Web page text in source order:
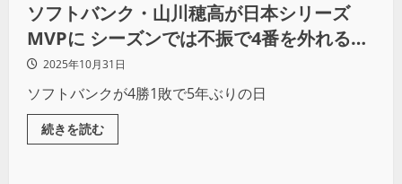
ソフトバンク・山川穂高が日本シリーズ
MVPに シーズンでは不振で4番を外れる
も、大舞台で掴んだ“アーリーワーク”での
感覚
2025年10月31日
ソフトバンクが4勝1敗で5年ぶりの日
続きを読む
野球